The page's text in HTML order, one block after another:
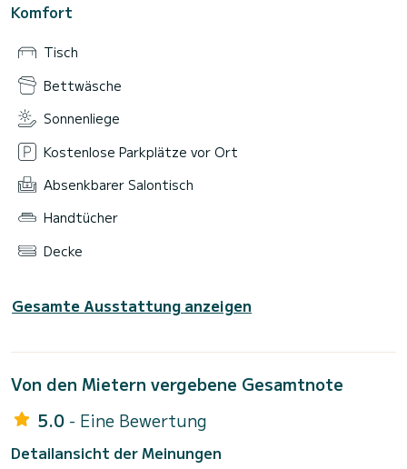
Komfort
Tisch
Bettwäsche
Sonnenliege
Kostenlose Parkplätze vor Ort
Absenkbarer Salontisch
Handtücher
Decke
Gesamte Ausstattung anzeigen
Von den Mietern vergebene Gesamtnote
5.0 - Eine Bewertung
Detailansicht der Meinungen